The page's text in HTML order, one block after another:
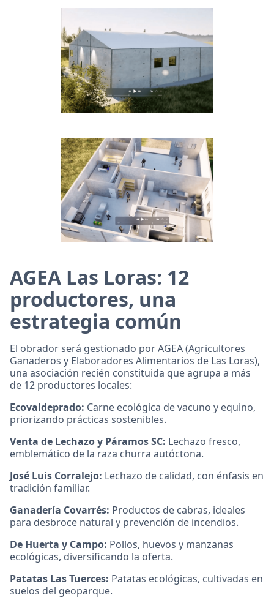
AGEA Las Loras: 12
productores, una
estrategia común
El obrador será gestionado por AGEA (Agricultores
Ganaderos y Elaboradores Alimentarios de Las Loras),
una asociación recién constituida que agrupa a más
de 12 productores locales:
Ecovaldeprado: Carne ecológica de vacuno y equino,
priorizando prácticas sostenibles.
Venta de Lechazo y Páramos SC: Lechazo fresco,
emblemático de la raza churra autóctona.
José Luis Corralejo: Lechazo de calidad, con énfasis en
tradición familiar.
Ganadería Covarrés: Productos de cabras, ideales
para desbroce natural y prevención de incendios.
De Huerta y Campo: Pollos, huevos y manzanas
ecológicas, diversificando la oferta.
Patatas Las Tuerces: Patatas ecológicas, cultivadas en
suelos del geoparque.